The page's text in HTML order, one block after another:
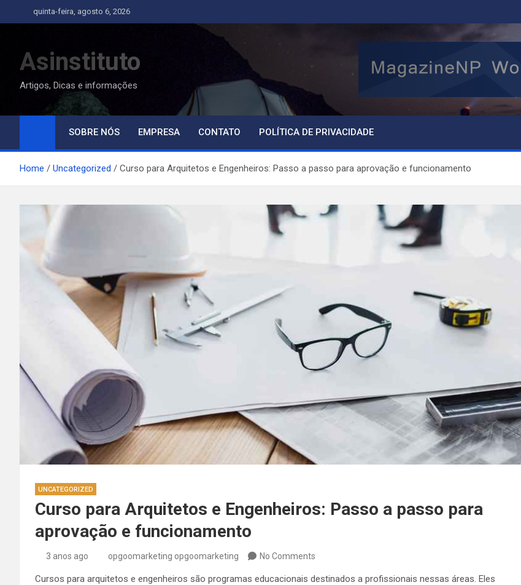
to
quinta-feira, agosto 6, 2026
Asinstituto
Artigos, Dicas e informações
SOBRE NÓS EMPRESA CONTATO POLÍTICA DE PRIVACIDADE
Home Uncategorized Curso para Arquitetos e Engenheiros: Passo a passo para aprovação e funcionamento
UNCATEGORIZED
Curso para Arquitetos e Engenheiros: Passo a passo para
aprovação e funcionamento
3 anos ago opgoomarketing opgoomarketing No Comments
Cursos para arquitetos e engenheiros são programas educacionais destinados a profissionais nessas áreas. Eles